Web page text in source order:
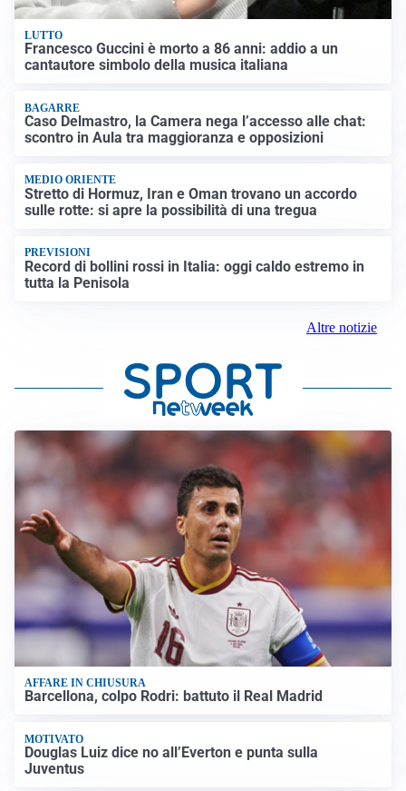
LUTTO
Francesco Guccini è morto a 86 anni: addio a un
cantautore simbolo della musica italiana
BAGARRE
Caso Delmastro, la Camera nega l’accesso alle chat:
scontro in Aula tra maggioranza e opposizioni
MEDIO ORIENTE
Stretto di Hormuz, Iran e Oman trovano un accordo
sulle rotte: si apre la possibilità di una tregua
PREVISIONI
Record di bollini rossi in Italia: oggi caldo estremo in
tutta la Penisola
Altre notizie
AFFARE IN CHIUSURA
Barcellona, colpo Rodri: battuto il Real Madrid
MOTIVATO
Douglas Luiz dice no all’Everton e punta sulla
Juventus